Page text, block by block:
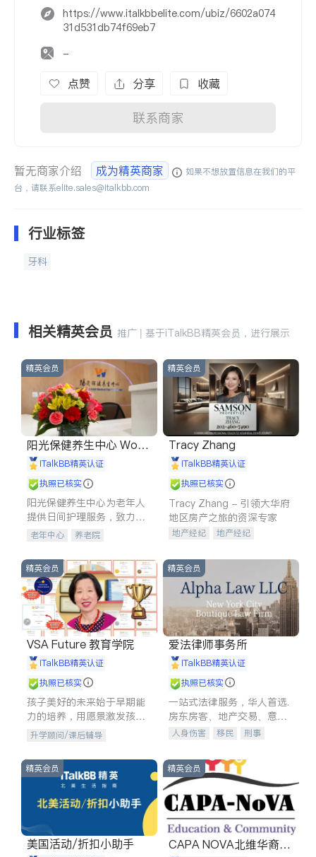
https://www.italkbbelite.com/ubiz/6602a074
31d531db74f69eb7
-
点赞 分享 收藏
联系商家
暂无商家介绍 成为精英商家
如果不想放置信息在我们的平
台，请联系elite.sales@italkbb.com
行业标签
牙科
相关精英会员 推广 | 基于iTalkBB精英会员，进行展示
精英会员
阳光保健养生中心 World
shine
iTalkBB精英认证
执照已核实
阳光保健养生中心为老年人
提供日间护理服务，致力于
通过持续的护理创新来有效
老年中心 养老院
精英会员
Tracy Zhang
iTalkBB精英认证
执照已核实
Tracy Zhang - 引领大华府
地区房产之旅的资深专家
地产经纪
地产经纪
商铺租售
精英会员
VSA Future 教育学院
iTalkBB精英认证
执照已核实
孩子美好的未来始于早期能
力的培养，用愿景激发孩子
的学习潜力和动力。理念：
拥有成长型心态是成功的基
石。
升学顾问/课后辅导
精英会员
爱法律师事务所
iTalkBB精英认证
执照已核实
一站式法律服务，华人首选.
房东房客、地产交易、意外
伤害、车祸重伤、商业诉
建筑合同、刑事案件全包办
人身伤害 移民
刑事
信托/遗嘱
商业
索赔
律师-其它 保释
精英会员
美国活动/折扣小助手
精英会员
CAPA NOVA北维华裔家